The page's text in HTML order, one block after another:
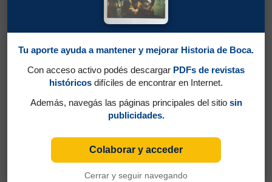
Tu aporte ayuda a mantener y mejorar Historia de Boca.
Con acceso activo podés descargar PDFs de revistas
históricos difíciles de encontrar en Internet.
Además, navegás las páginas principales del sitio sin
publicidades.
Colaborar y acceder
Cerrar y seguir navegando